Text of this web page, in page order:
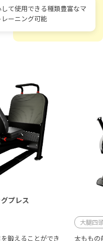
て使用できる種類豊富なマ
ーニング可能
プレス
鍛えることができ
大腿四
太ももの